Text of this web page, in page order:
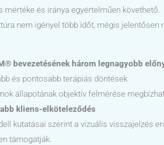
mértéke és iránya egyértelműen követhető.
nem igényel több időt, mégis
bevezetésének három legnagyobb
és pontosabb terápiás döntések
állapotának objektív felmérése
kliens-elköteleződés
kutatásai szerint a vizuális visszajelzés
támogatják.